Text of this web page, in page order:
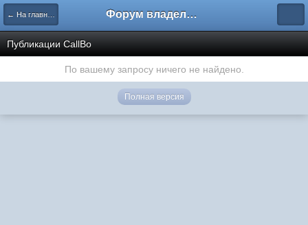
← На главную Форум владельцев интернет-магазинов
Публикации CallBo
По вашему запросу ничего не найдено.
Полная версия